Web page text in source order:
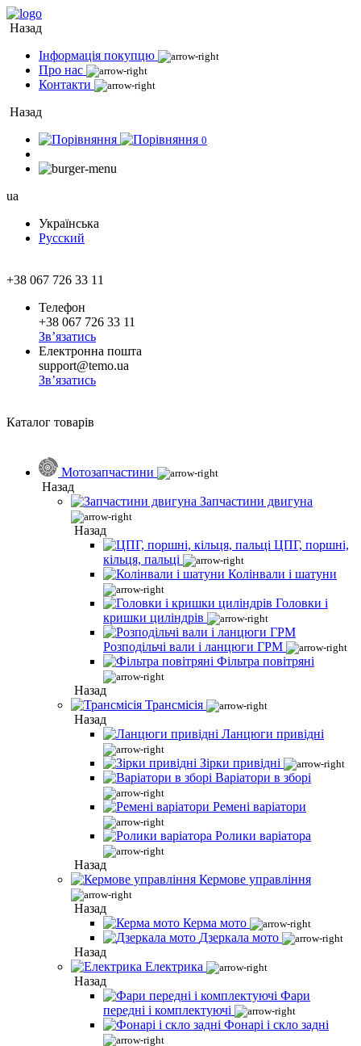
Назад
Інформація покупцю
Про нас
Контакти
Назад
0
ua
Українська
Русский
+38 067 726 33 11
Телефон
+38 067 726 33 11
Зв’язатись
Електронна пошта
support@temo.ua
Зв’язатись
Каталог товарів
Мотозапчастини
Назад
Запчастини двигуна
Назад
ЦПГ, поршні,
кільця, пальці
Колінвали і шатуни
Головки і
кришки циліндрів
Розподільчі вали і ланцюги ГРМ
Фільтра повітряні
Назад
Трансмісія
Назад
Ланцюги привідні
Зірки привідні
Варіатори в зборі
Ремені варіатори
Ролики варіатора
Назад
Кермове управління
Назад
Керма мото
Дзеркала мото
Назад
Електрика
Назад
Фари
передні і комплектуючі
Фонарі і скло задні